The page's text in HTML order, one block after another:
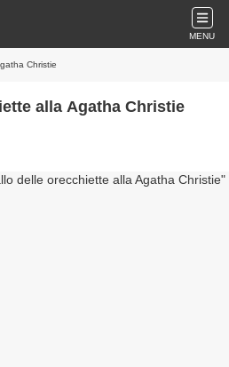
MENU
Christie
alla Agatha Christie